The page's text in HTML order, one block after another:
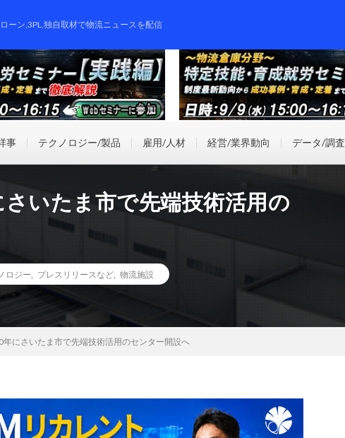
ーン,3PL,独自取材で物流ニュースを配信
事 テクノロジー/製品 雇用/人材 経営/業界動向 データ/調査
いたま市で先端技術活用の
ロジー プレスリリースなど 物流施設
年にさいたま市で先端技術活用のセンター開設へ